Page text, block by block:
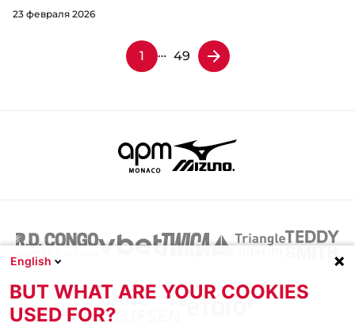
23 февраля 2026
1 … 49
English
BUT WHAT ARE YOUR COOKIES
USED FOR?